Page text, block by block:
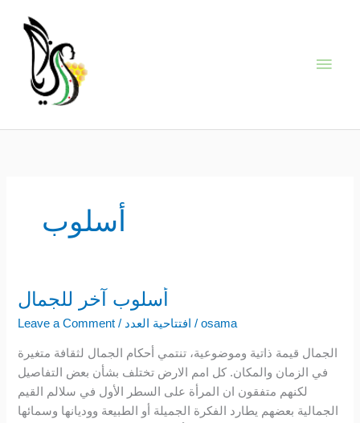
content
أسلوب
أسلوب آخر للجمال
Leave a Comment / افتتاحية العدد /osama
الجمال قيمة ذاتية وموضوعية، تنتمي أحكام الجمال لثقافة متغيرة
في الزمان والمكان. كل امم الارض تختلف بشأن بعض التفاصيل
لكنهم متفقون ان المرأة على السطر الأول في سلالم القيم
الجمالية بعضهم يطارد الفكرة الجميلة أو الطبيعة ووديانها وسمائها
أسلوب